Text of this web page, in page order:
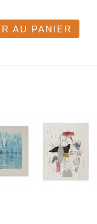
AU PANIER